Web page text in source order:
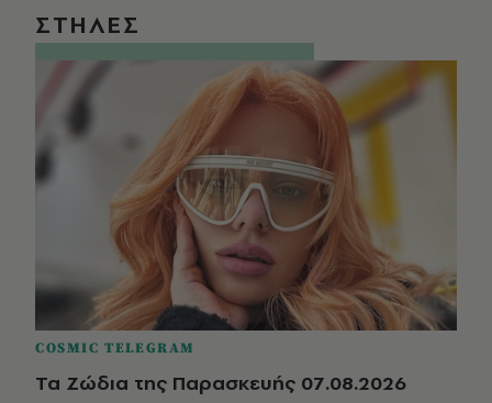
ΣΤΗΛΕΣ
COSMIC TELEGRAM
Τα Ζώδια της Παρασκευής 07.08.2026